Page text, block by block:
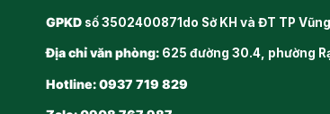
GPKDsố 3502400871do Sở KH và ĐT TP
Địa chỉ văn phòng:625 đường 30.4, phường
Hotline: 0937 719 829